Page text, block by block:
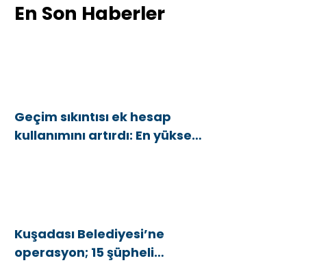
En Son Haberler
Geçim sıkıntısı ek hesap
kullanımını artırdı: En yüksek
Kuşadası Belediyesi’ne
operasyon; 15 şüpheli